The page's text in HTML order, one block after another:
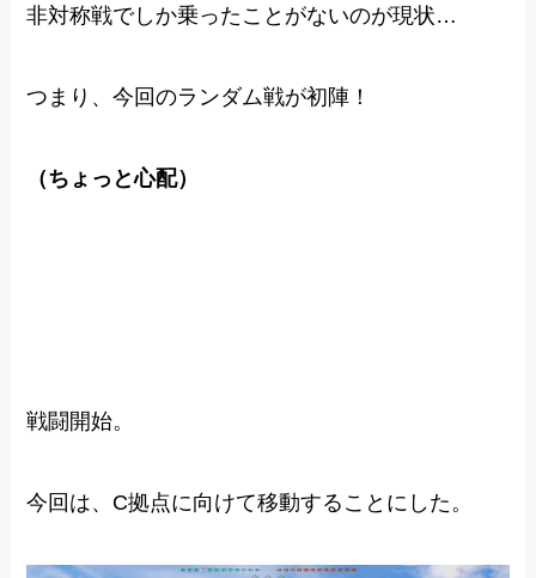
非対称戦でしか乗ったことがないのが現状…
つまり、今回のランダム戦が初陣！
（ちょっと心配）
戦闘開始。
今回は、C拠点に向けて移動することにした。